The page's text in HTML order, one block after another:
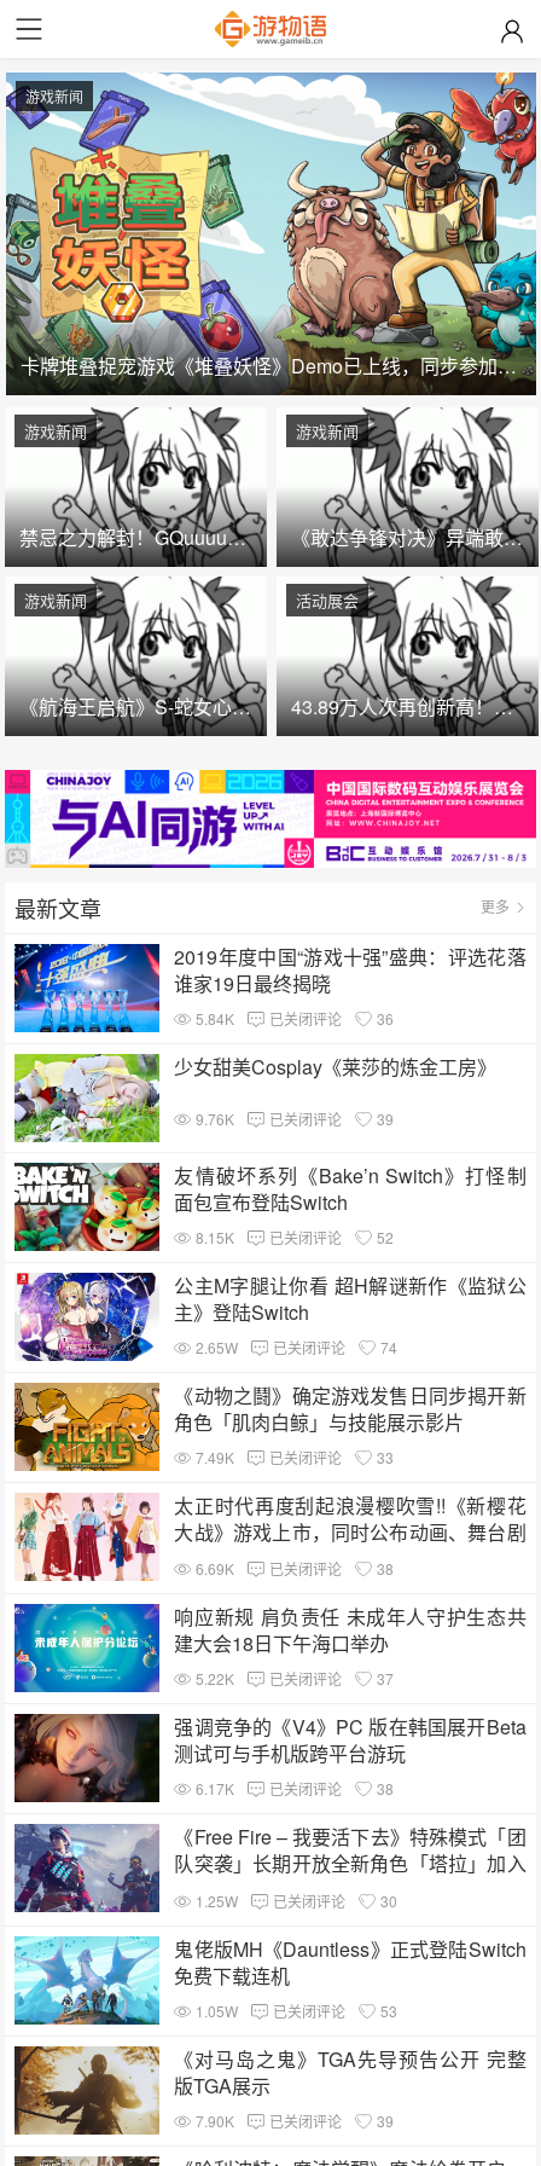
卡牌堆叠捉宠游戏《堆叠妖怪》Demo已上线，同步参加Steam新品节与核聚变·深圳站
游戏新闻
禁忌之力解封！GQuuuuuuX正式降临万代《敢达决战》！
游戏新闻
《敢达争锋对决》异端敢达金色机天照正式参战 双形态演绎空中战技
游戏新闻
《航海王启航》S-蛇女心动来袭！甜甜果实控场拉满，夏日盛宴开启
游戏新闻
43.89万人次再创新高！第 23 届 ChinaJoy 圆满落幕：感谢有你，共赴这场“与 AI 同游”的盛夏之约
活动展会
最新文章 更多
2019年度中国“游戏十强”盛典：评选花落
谁家19日最终揭晓
5.84K 已关闭评论 36
少女甜美Cosplay《莱莎的炼金工房》
9.76K 已关闭评论 39
友情破坏系列《Bake’n Switch》打怪制
面包宣布登陆Switch
8.15K 已关闭评论 52
公主M字腿让你看 超H解谜新作《监狱公
主》登陆Switch
2.65W 已关闭评论 74
《动物之鬪》确定游戏发售日同步揭开新
角色「肌肉白鲸」与技能展示影片
7.49K 已关闭评论 33
太正时代再度刮起浪漫樱吹雪!!《新樱花
大战》游戏上市，同时公布动画、舞台剧
消息6.69K 已关闭评论 38
响应新规 肩负责任 未成年人守护生态共
建大会18日下午海口举办
5.22K 已关闭评论 37
强调竞争的《V4》PC 版在韩国展开Beta
测试可与手机版跨平台游玩
6.17K 已关闭评论 38
《Free Fire – 我要活下去》特殊模式「团
队突袭」长期开放全新角色「塔拉」加入
战场1.25W 已关闭评论 30
鬼佬版MH《Dauntless》正式登陆Switch
免费下载连机
1.05W 已关闭评论 53
《对马岛之鬼》TGA先导预告公开 完整
版TGA展示
7.90K 已关闭评论 39